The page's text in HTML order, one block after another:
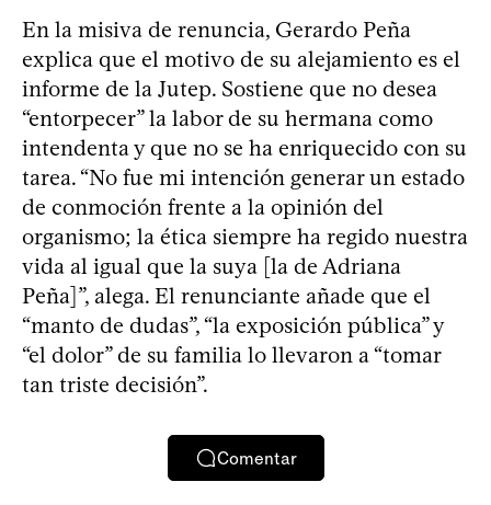
En la misiva de renuncia, Gerardo Peña
explica que el motivo de su alejamiento es el
informe de la Jutep. Sostiene que no desea
“entorpecer” la labor de su hermana como
intendenta y que no se ha enriquecido con su
tarea. “No fue mi intención generar un estado
de conmoción frente a la opinión del
organismo; la ética siempre ha regido nuestra
vida al igual que la suya [la de Adriana
Peña]”, alega. El renunciante añade que el
“manto de dudas”, “la exposición pública” y
“el dolor” de su familia lo llevaron a “tomar
tan triste decisión”.
Comentar